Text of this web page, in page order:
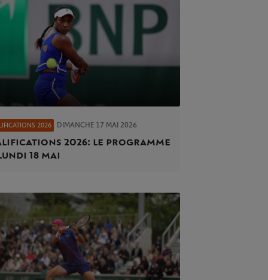
2026 DIMANCHE 17 MAI 2026
2026 : le programme
18 mai